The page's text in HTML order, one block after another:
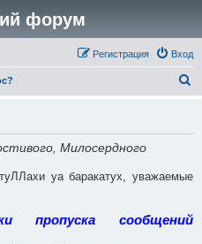
форум
Вход
Регистрация
Милосердного
уа баракатух, уважаемые
пропуска сообщений